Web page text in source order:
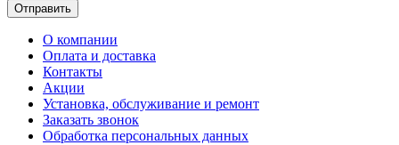
Отправить
О компании
Оплата и доставка
Контакты
Акции
Установка, обслуживание и ремонт
Заказать звонок
Обработка персональных данных